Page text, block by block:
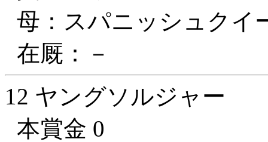
母：スパニッシュクイ
在厩：－
12 ヤングソルジャー
本賞金 0